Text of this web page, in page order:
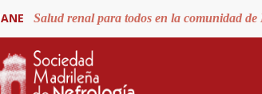
Salud renal para todos en la comunidad